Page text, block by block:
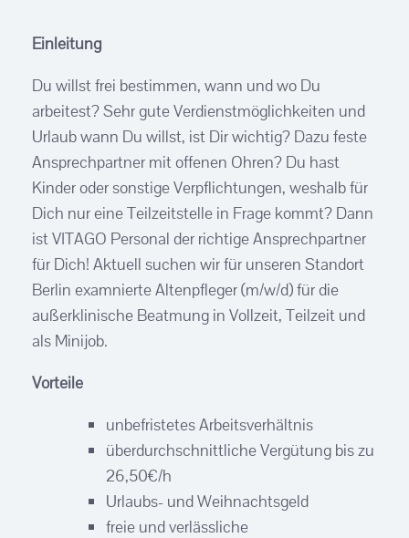
Einleitung
Du willst frei bestimmen, wann und wo Du
arbeitest? Sehr gute Verdienstmöglichkeiten und
Urlaub wann Du willst, ist Dir wichtig? Dazu feste
Ansprechpartner mit offenen Ohren? Du hast
Kinder oder sonstige Verpflichtungen, weshalb für
Dich nur eine Teilzeitstelle in Frage kommt? Dann
ist VITAGO Personal der richtige Ansprechpartner
für Dich! Aktuell suchen wir für unseren Standort
Berlin examnierte Altenpfleger (m/w/d) für die
außerklinische Beatmung in Vollzeit, Teilzeit und
als Minijob.
Vorteile
unbefristetes Arbeitsverhältnis
überdurchschnittliche Vergütung bis zu
26,50€/h
Urlaubs- und Weihnachtsgeld
freie und verlässliche